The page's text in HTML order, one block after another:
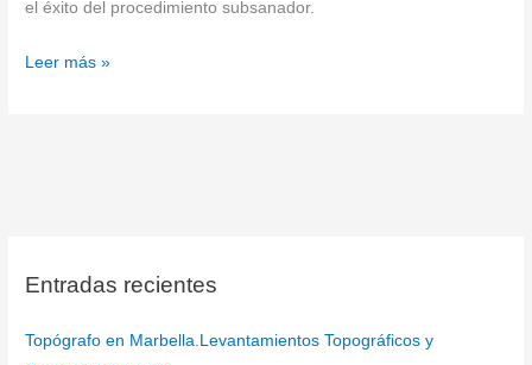
el éxito del procedimiento subsanador.
Leer más »
Entradas recientes
Topógrafo en Marbella.Levantamientos Topográficos y